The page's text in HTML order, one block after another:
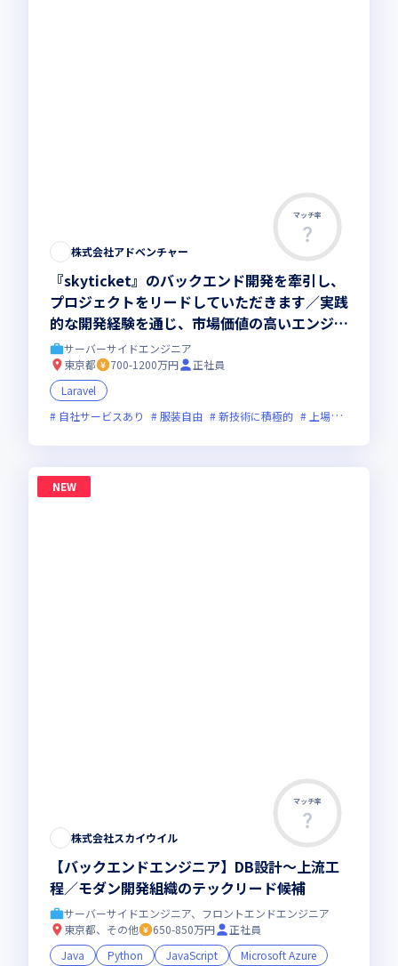
マッチ率
株式会社アドベンチャー
『skyticket』のバックエンド開発を牽引し、
プロジェクトをリードしていただきます／実践
的な開発経験を通じ、市場価値の高いエンジニ
アへと成長しませんか
サーバーサイドエンジニア
東京都
700-1200万円
正社員
Laravel
自社サービスあり
服装自由 新技術に積極的 上場企業
NEW
マッチ率
株式会社スカイウイル
【バックエンドエンジニア】DB設計〜上流工
程／モダン開発組織のテックリード候補
サーバーサイドエンジニア、フロントエンドエンジニア
東京都、その他
650-850万円
正社員
Java
Python JavaScript
Microsoft Azure